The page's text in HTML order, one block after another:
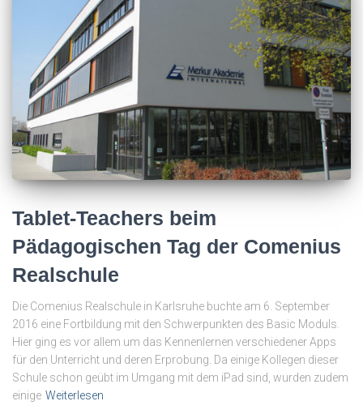
Tablet-Teachers beim
Pädagogischen Tag der Comenius
Realschule
Die Comenius Realschule in Karlsruhe buchte am 6. September
2016 eine Fortbildung mit den Schwerpunkten des Basic Moduls.
Hier ging es vor allem um das Kennenlernen verschiedener Apps
für den Unterricht und deren Erprobung. Da einige Kollegen dieser
Schule schon geübt im Umgang mit dem iPad sind, wurden zudem
einige Weiterlesen